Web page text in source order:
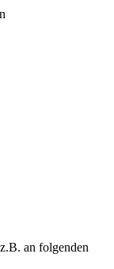
an folgenden